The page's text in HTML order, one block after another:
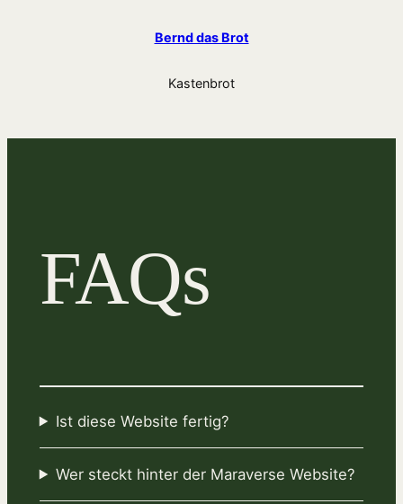
Bernd das Brot
Kastenbrot
FAQs
Ist diese Website fertig?
Wer steckt hinter der Maraverse Website?